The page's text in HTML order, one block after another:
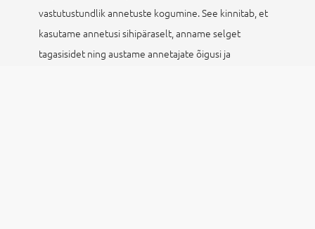
vastutustundlik annetuste kogumine. See kinnitab, et
kasutame annetusi sihipäraselt, anname selget
tagasisidet ning austame annetajate õigusi ja